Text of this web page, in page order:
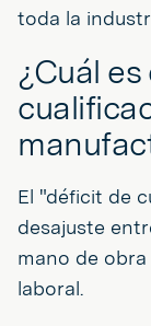
toda la
¿Cuál
El "déficit de
desajuste
mano de
laboral.